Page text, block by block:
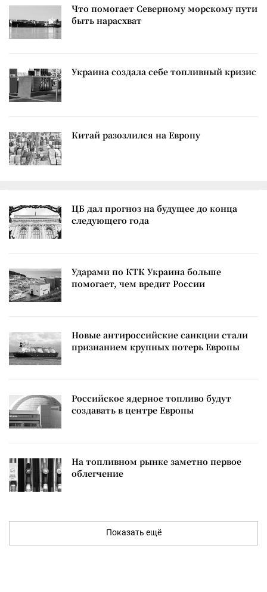
Что помогает Северному морскому пути
быть нарасхват
Украина создала себе топливный кризис
Китай разозлился на Европу
ЦБ дал прогноз на будущее до конца
следующего года
Ударами по КТК Украина больше
помогает, чем вредит России
Новые антироссийские санкции стали
признанием крупных потерь Европы
Российское ядерное топливо будут
создавать в центре Европы
На топливном рынке заметно первое
облегчение
Показать ещё